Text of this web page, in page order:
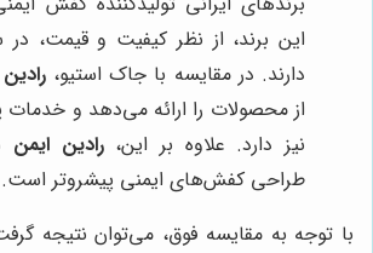
این برند، از نظر کیفیت و قیمت،
دارند. در مقایسه با جاک استیو،
از محصولات را ارائه می‌دهد و
نیز دارد. علاوه بر این،رادین ایمن
طراحی کفش‌های ایمنی پیشروتر است.
با توجه به مقایسه فوق، می‌توان نتیجه